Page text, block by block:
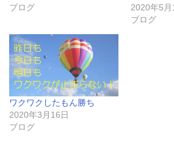
ブログ
2020年5月
ブログ
ワクワクしたもん勝ち
2020年3月16日
ブログ